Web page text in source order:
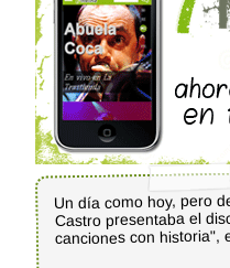
Un día como hoy, pero
Castro presentaba el
canciones con historia",